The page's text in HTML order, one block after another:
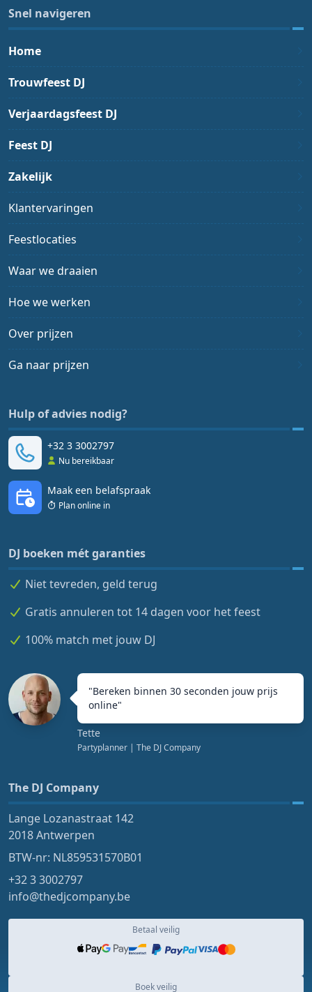
Snel navigeren
Home
Trouwfeest DJ
Verjaardagsfeest DJ
Feest DJ
Zakelijk
Klantervaringen
Feestlocaties
Waar we draaien
Hoe we werken
Over prijzen
Ga naar prijzen
Hulp of advies nodig?
+32 3 3002797
Nu bereikbaar
Maak een belafspraak
Plan online in
DJ boeken mét garanties
Niet tevreden, geld terug
Gratis annuleren tot 14 dagen voor het feest
100% match met jouw DJ
"Bereken binnen 30 seconden jouw prijs
online"
Tette
Partyplanner | The DJ Company
The DJ Company
Lange Lozanastraat 142
2018 Antwerpen
BTW-nr: NL859531570B01
+32 3 3002797
info@thedjcompany.be
Betaal veilig
Boek veilig